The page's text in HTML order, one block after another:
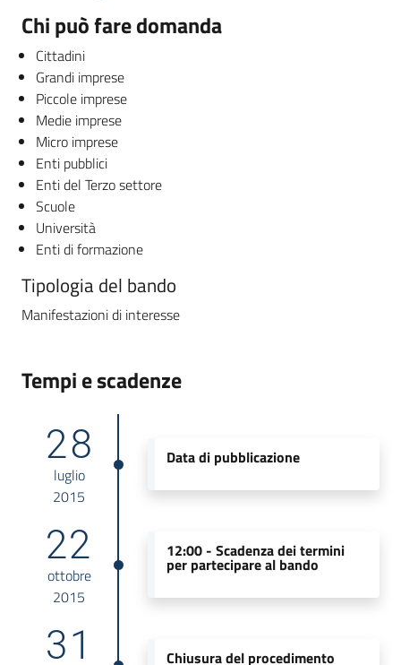
Chi può fare domanda
Cittadini
Grandi imprese
Piccole imprese
Medie imprese
Micro imprese
Enti pubblici
Enti del Terzo settore
Scuole
Università
Enti di formazione
Tipologia del bando
Manifestazioni di interesse
Tempi e scadenze
28
luglio
2015
Data di pubblicazione
22
ottobre
2015
12:00 - Scadenza dei termini
per partecipare al bando
31 Chiusura del procedimento